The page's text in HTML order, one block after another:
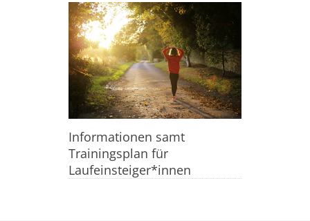
Informationen samt
Trainingsplan für
Laufeinsteiger*innen